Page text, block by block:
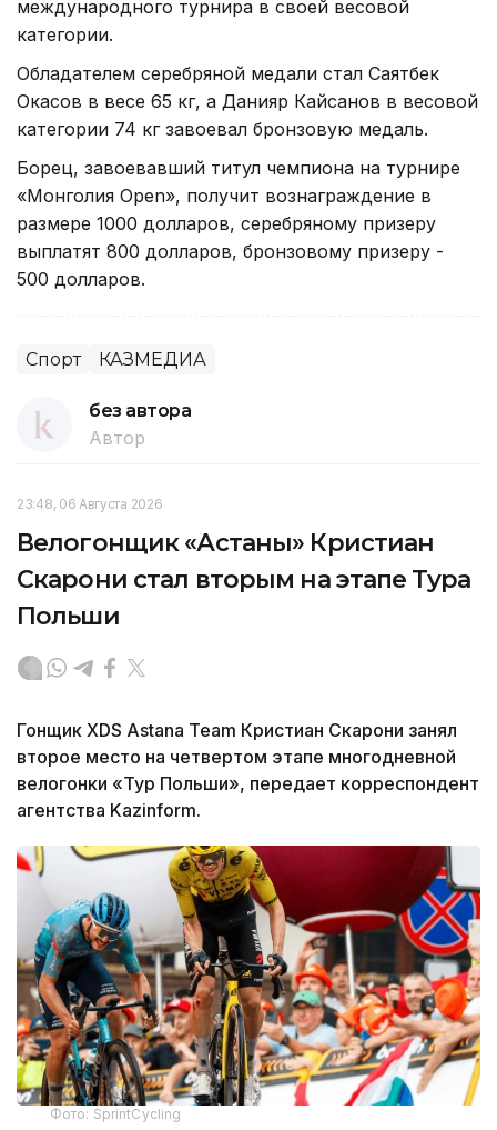
международного турнира в своей весовой
категории.
Обладателем серебряной медали стал Саятбек
Окасов в весе 65 кг, а Данияр Кайсанов в весовой
категории 74 кг завоевал бронзовую медаль.
Борец, завоевавший титул чемпиона на турнире
«Монголия Open», получит вознаграждение в
размере 1000 долларов, серебряному призеру
выплатят 800 долларов, бронзовому призеру -
500 долларов.
Спорт КАЗМЕДИА
без автора
Автор
23:48, 06 Августа 2026
Велогонщик «Астаны» Кристиан
Скарони стал вторым на этапе Тура
Польши
Гонщик XDS Astana Team Кристиан Скарони занял
второе место на четвертом этапе многодневной
велогонки «Тур Польши», передает корреспондент
агентства Kazinform.
Фото: SprintCycling